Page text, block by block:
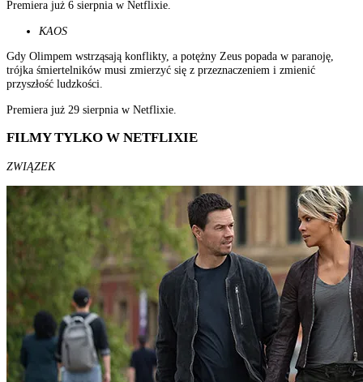
Premiera już 6 sierpnia w Netflixie.
KAOS
Gdy Olimpem wstrząsają konflikty, a potężny Zeus popada w paranoję,
trójka śmiertelników musi zmierzyć się z przeznaczeniem i zmienić
przyszłość ludzkości.
Premiera już 29 sierpnia w Netflixie.
FILMY TYLKO W NETFLIXIE
ZWIĄZEK